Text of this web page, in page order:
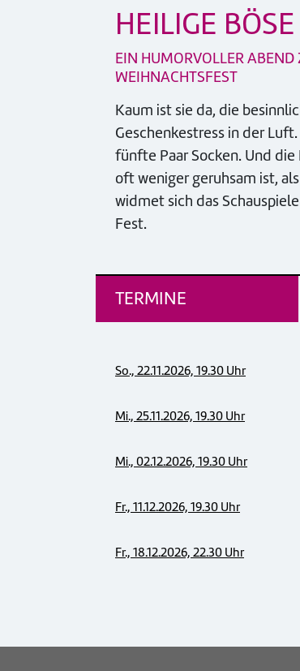
HEILIGE
EIN HUMORVOLLER
WEIHNACHTSFEST
Kaum ist sie da, die
Geschenkestress in der
fünfte Paar Socken. Und
oft weniger geruhsam ist,
widmet sich das
Fest.
TERMINE
So., 22.11.2026, 19.30 Uhr
Mi., 25.11.2026, 19.30 Uhr
Mi., 02.12.2026, 19.30 Uhr
Fr., 11.12.2026, 19.30 Uhr
Fr., 18.12.2026, 22.30 Uhr